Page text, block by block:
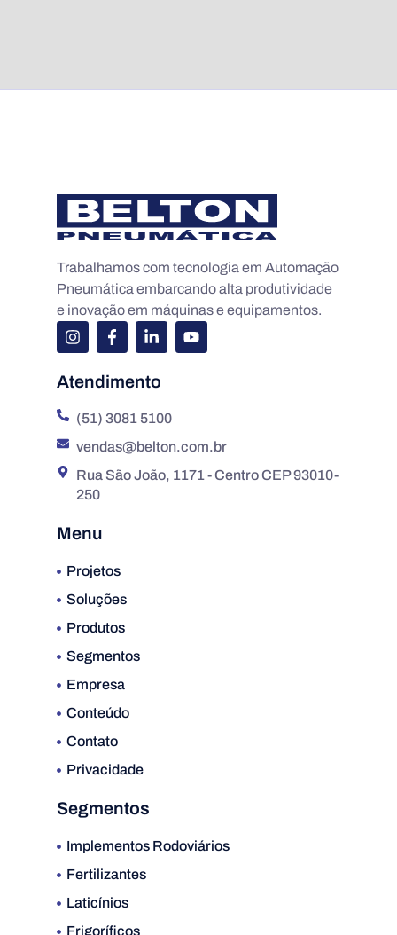
Trabalhamos com tecnologia em Automação
Pneumática embarcando alta produtividade
e inovação em máquinas e equipamentos.
Menu
Projetos
Soluções
Produtos
Segmentos
Empresa
Conteúdo
Contato
Privacidade
Segmentos
Implementos Rodoviários
Fertilizantes
Laticínios
Frigoríficos
Atendimento
(51) 3081 5100
vendas@belton.com.br
Rua São João, 1171 - Centro CEP 93010-
250